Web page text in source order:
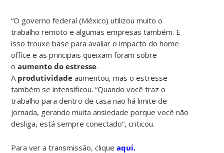
“O governo federal (México) utilizou muito o
trabalho remoto e algumas empresas também. E
isso trouxe base para avaliar o impacto do home
office e as principais queixam foram sobre
o aumento do estresse.
A produtividade aumentou, mas o estresse
também se intensificou. “Quando você traz o
trabalho para dentro de casa não há limite de
jornada, gerando muita ansiedade porque você não
desliga, está sempre conectado”, criticou.
Para ver a transmissão, cliqueaqui.